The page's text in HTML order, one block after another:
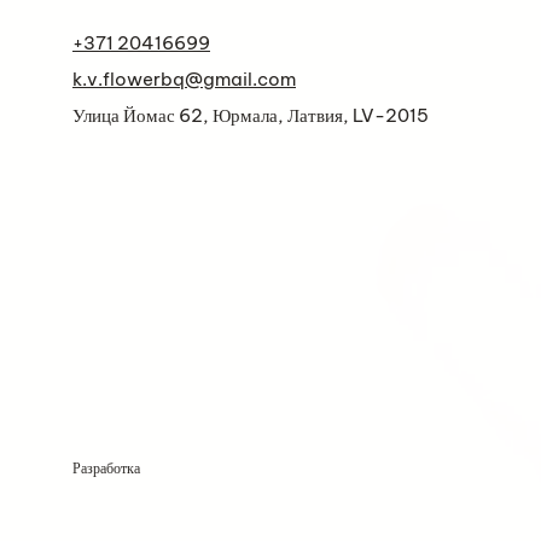
+371 20416699
k.v.flowerbq@gmail.com
Улица Йомас 62, Юрмала, Латвия, LV-2015
Разработка